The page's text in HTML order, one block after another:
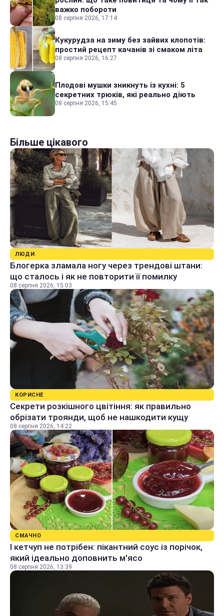
важко побороти
08 серпня 2026, 17:14
Кукурудза на зиму без зайвих клопотів:
простий рецепт качанів зі смаком літа
08 серпня 2026, 16:27
Плодові мушки зникнуть із кухні: 5
секретних трюків, які реально діють
08 серпня 2026, 15:45
Більше цікавого
ЛЮДИ
Блогерка зламала ногу через трендові штани:
що сталось і як не повторити її помилку
08 серпня 2026, 15:03
КОРИСНЕ
Секрети розкішного цвітіння: як правильно
обрізати троянди, щоб не нашкодити кущу
08 серпня 2026, 14:22
СМАЧНО
І кетчуп не потрібен: пікантний соус із порічок,
який ідеально доповнить м'ясо
08 серпня 2026, 13:39